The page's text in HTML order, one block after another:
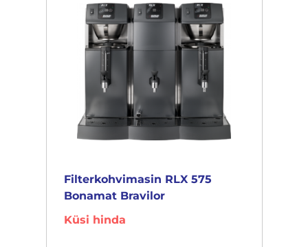
Filterkohvimasin RLX 575
Bonamat Bravilor
Küsi hinda